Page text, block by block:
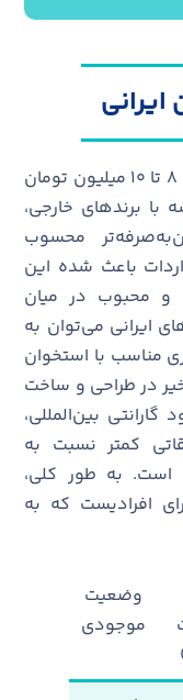
معمولاً بین ۸ تا ۱۰ میلیون تومان
برندهای خارجی،
محسوب
باعث شده این
و محبوب در میان
ایرانی می‌توان به
مناسب با استخوان
در طراحی و ساخت
بین‌المللی،
کمتر نسبت به
است. به طور کلی،
افرادیست که به
وضعیت
موجودی